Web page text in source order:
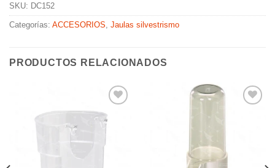
SKU: DC152
Categorías: ACCESORIOS, Jaulas silvestrismo
PRODUCTOS RELACIONADOS